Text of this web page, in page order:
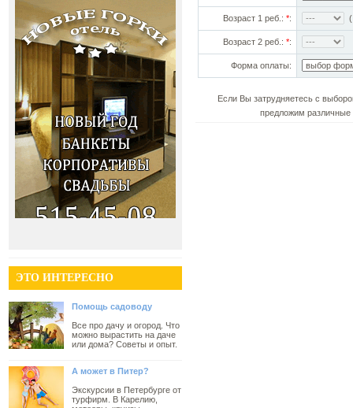
ЭТО ИНТЕРЕСНО
Помощь садоводу
Все про дачу и огород. Что
можно вырастить на даче
или дома? Советы и опыт.
А может в Питер?
Экскурсии в Петербурге от
турфирм. В Карелию,
Возраст 1 реб.: *:
Возраст 2 реб.: *:
Форма оплаты:
Если Вы затрудняетесь с
предложим различные